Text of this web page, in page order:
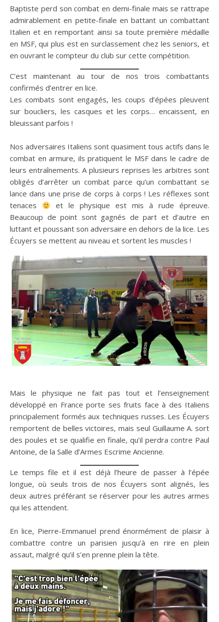
Baptiste perd son combat en demi-finale mais se rattrape
admirablement en petite-finale en battant un combattant
Italien et en remportant ainsi sa toute première médaille
en MSF, qui plus est en surclassement chez les seniors, et
en ouvrant le compteur du club sur cette compétition.
C’est maintenant au tour de nos trois combattants
confirmés d’entrer en lice.
Les combats sont engagés, les coups d’épées pleuvent
sur boucliers, les casques et les corps… encaissent, en
bleuissant parfois !
Nos adversaires Italiens sont quasiment tous actifs dans le
combat en armure, ils pratiquent le MSF dans le cadre de
leurs entraînements. A plusieurs reprises les arbitres sont
obligés d’arrêter un combat parce qu’un combattant se
lance dans une prise de corps à corps ! Les réflexes sont
tenaces
et le physique est mis à rude épreuve.
Beaucoup de point sont gagnés de part et d’autre en
luttant et poussant son adversaire en dehors de la lice. Les
Écuyers se mettent au niveau et sortent les muscles !
Mais le physique ne fait pas tout et l’enseignement
développé en France porte ses fruits face à des Italiens
principalement formés aux techniques russes. Les Écuyers
remportent de belles victoires, mais seul Guillaume A. sort
des poules et se qualifie en finale, qu’il perdra contre Paul
Antoine, de la Salle d’Armes Escrime Ancienne.
Le temps file et il est déjà l’heure de passer à l’épée
longue, où seuls trois de nos Écuyers sont alignés, les
deux autres préférant se réserver pour les autres armes
qui les attendent.
En lice, Pierre-Emmanuel prend énormément de plaisir à
combattre contre un parisien jusqu’à en rire en plein
assaut, malgré qu’il s’en prenne plein la tête.